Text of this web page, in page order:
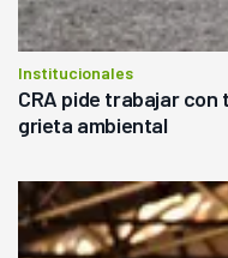
Institucionales
CRA pide trabajar
grieta ambiental